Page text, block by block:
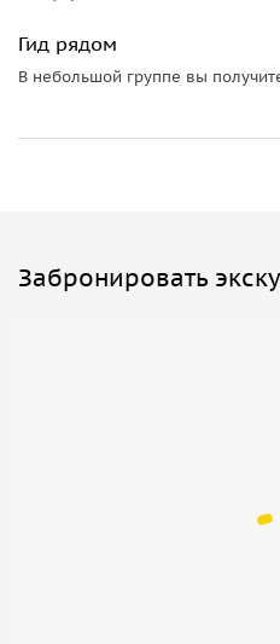
Гид рядом
В небольшой группе вы
Забронировать